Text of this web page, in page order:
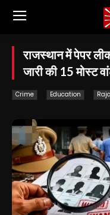
राजस्थान में पेपर
जारी की 15 मोस्ट
Crime Education